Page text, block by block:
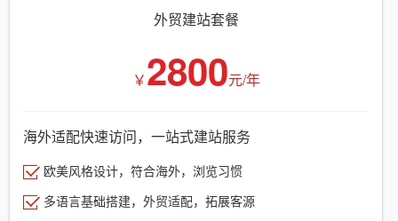
外贸建站套餐
￥2800元/年
海外适配快速访问，一站式建站服务
欧美风格设计，符合海外，浏览习惯
多语言基础搭建，外贸适配，拓展客源